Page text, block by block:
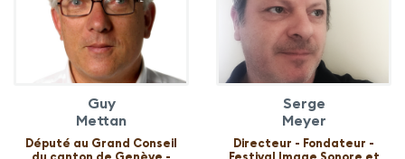
Guy
Mettan
Député au Grand Conseil
Serge
Meyer
Directeur - Fondateur -